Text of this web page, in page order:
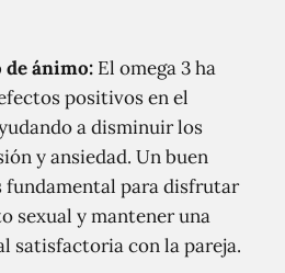
de ánimo: El omega 3 ha
positivos en el
a disminuir los
y ansiedad. Un buen
fundamental para disfrutar
sexual y mantener una
satisfactoria con la pareja.